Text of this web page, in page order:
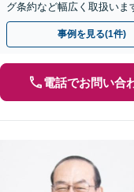
グ条約など幅広く取扱い
等もサポート！【顧問契約
事例を見る(1件)
電話でお問い合